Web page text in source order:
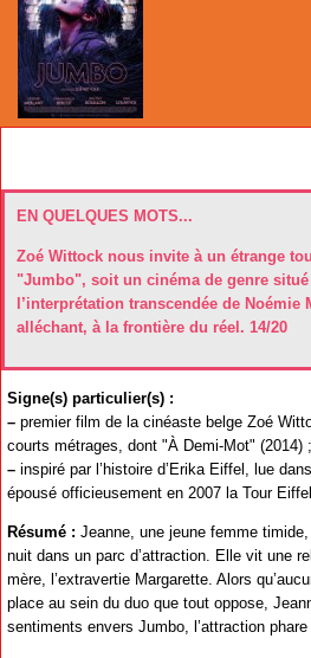
EN QUELQUES MOTS...
Zoé Wittock nous invite à un étrange
"Jumbo", soit un cinéma de genre
l’interprétation transcendée de Noémie
alléchant, à la frontière du réel. 14/20
Signe(s) particulier(s) :
– premier film de la cinéaste belge Zoé
courts métrages, dont "À Demi-Mot" (2014) ;
– inspiré par l’histoire d’Erika Eiffel, lue
épousé officieusement en 2007 la Tour
Résumé : Jeanne, une jeune femme
nuit dans un parc d’attraction. Elle vit une
mère, l’extravertie Margarette. Alors
place au sein du duo que tout oppose,
sentiments envers Jumbo, l’attraction